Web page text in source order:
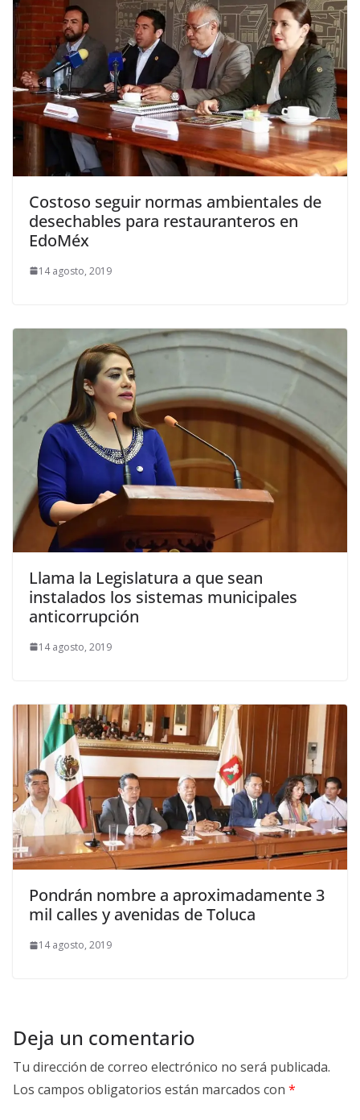
Costoso seguir normas ambientales de
desechables para restauranteros en
EdoMéx
14 agosto, 2019
Llama la Legislatura a que sean
instalados los sistemas municipales
anticorrupción
14 agosto, 2019
Pondrán nombre a aproximadamente 3
mil calles y avenidas de Toluca
14 agosto, 2019
Deja un comentario
Tu dirección de correo electrónico no será publicada.
Los campos obligatorios están marcados con *